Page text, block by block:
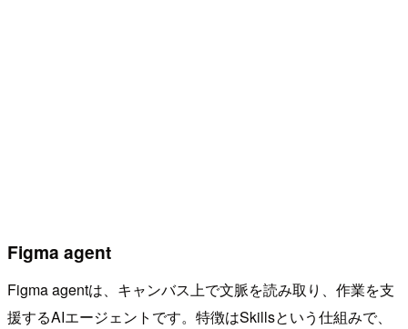
Figma agent
Figma agentは、キャンバス上で文脈を読み取り、作業を支
援するAIエージェントです。特徴はSkillsという仕組みで、